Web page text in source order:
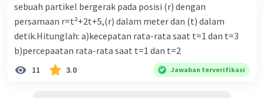
Beri Rating·0.0( 0 Balas
sebuah partikel bergerak pada posisi (r) dengan
persamaan r=t²+2t+5,(r) dalam meter dan (t) dalam
detik.Hitunglah: a)kecepatan rata-rata saat t=1 dan t=3
b)percepaatan rata-rata saat t=1 dan t=2
11 3.0 Jawaban terverifikasi